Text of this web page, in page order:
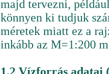
majd tervezni,
könnyen ki tudjuk
méretek miatt ez a
inkább az M=1:200